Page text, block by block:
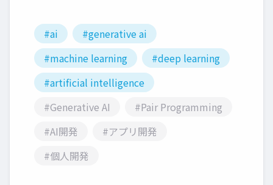
#ai
#generative ai
#machine learning
#deep learning
#artificial intelligence
#Generative AI
#Pair Programming
#AI開発
#アプリ開発
#個人開発